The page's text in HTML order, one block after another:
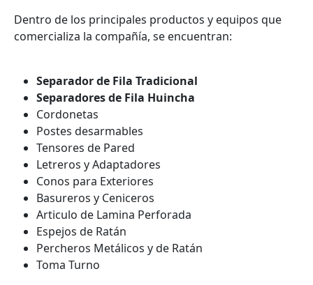
Dentro de los principales productos y equipos que
comercializa la compañía, se encuentran:
Separador de Fila Tradicional
Separadores de Fila Huincha
Cordonetas
Postes desarmables
Tensores de Pared
Letreros y Adaptadores
Conos para Exteriores
Basureros y Ceniceros
Articulo de Lamina Perforada
Espejos de Ratán
Percheros Metálicos y de Ratán
Toma Turno